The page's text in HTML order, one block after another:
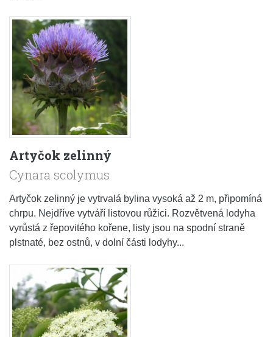
Artyčok zelinný
Cynara scolymus
Artyčok zelinný je vytrvalá bylina vysoká až 2 m, připomíná
chrpu. Nejdříve vytváří listovou růžici. Rozvětvená lodyha
vyrůstá z řepovitého kořene, listy jsou na spodní straně
plstnaté, bez ostnů, v dolní části lodyhy...